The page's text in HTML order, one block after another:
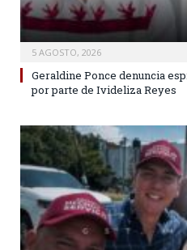
5 AGOSTO, 2026
Geraldine Ponce denuncia
por parte de Ivideliza Reyes